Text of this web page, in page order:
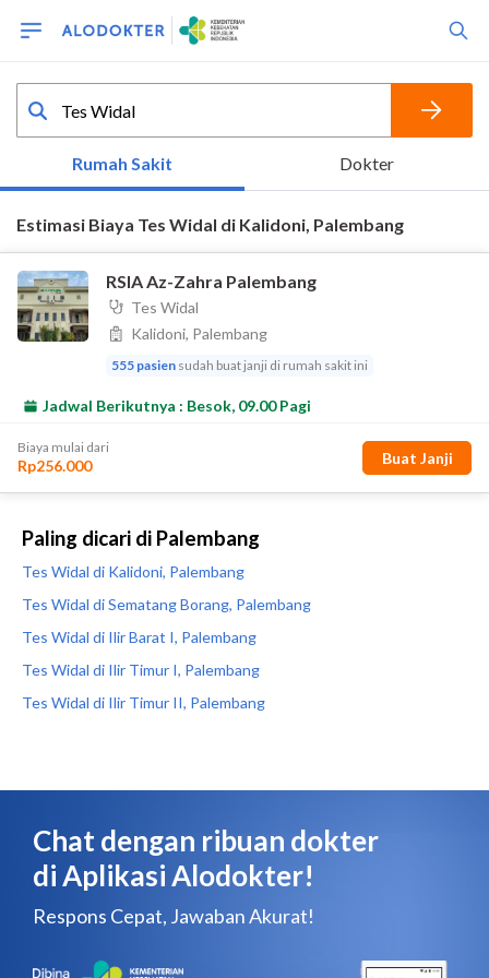
Paling dicari di Palembang
Tes Widal di Kalidoni, Palembang
Tes Widal di Sematang Borang, Palembang
Tes Widal di Ilir Barat I, Palembang
Tes Widal di Ilir Timur I, Palembang
Tes Widal di Ilir Timur II, Palembang